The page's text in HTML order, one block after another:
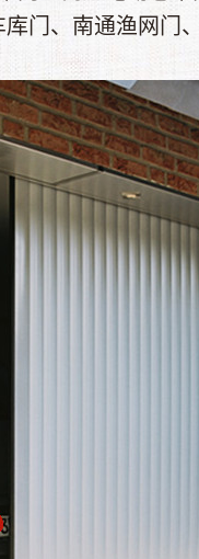
门、南通渔网门